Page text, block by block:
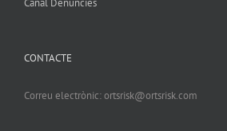
Canal Denuncies
CONTACTE
Correu electrònic: ortsrisk@ortsrisk.com